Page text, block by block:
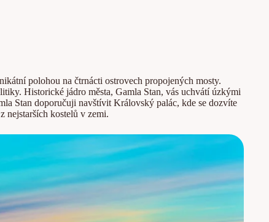
polohou na čtrnácti ostrovech propojených mosty.
Historické jádro města, Gamla Stan, vás uchvátí úzkými
Stan doporučuji navštívit Královský palác, kde se dozvíte
nejstarších kostelů v zemi.